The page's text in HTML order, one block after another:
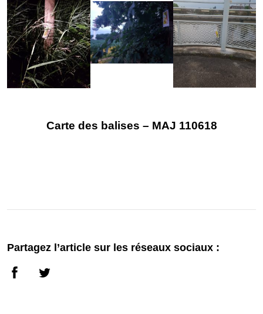
Carte des balises – MAJ 110618
Partagez l’article sur les réseaux sociaux :